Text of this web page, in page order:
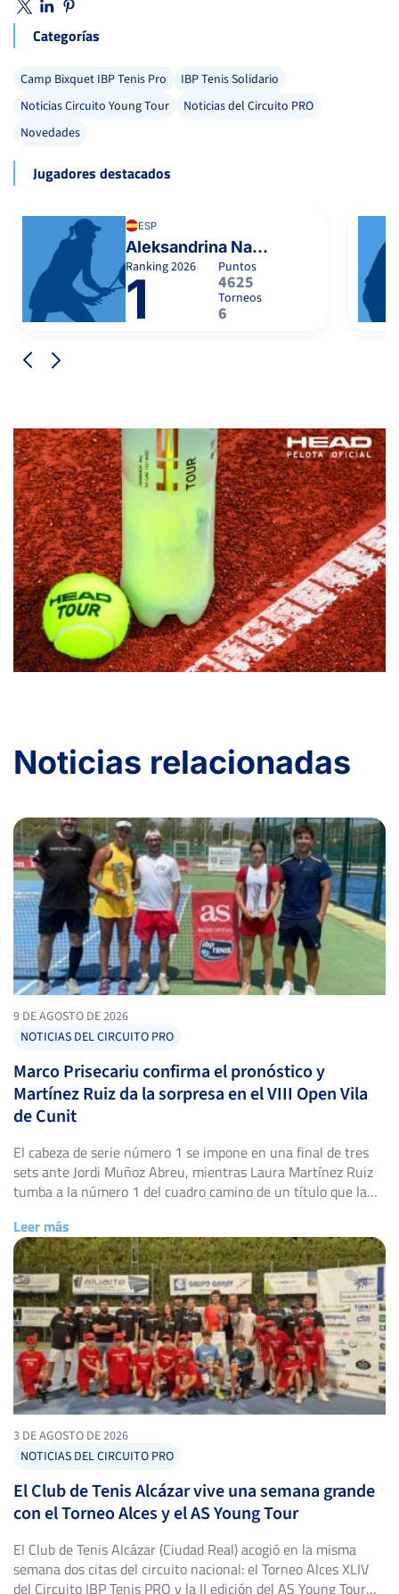
Categorías
Camp Bixquet IBP Tenis Pro
IBP Tenis Solidario
Noticias Circuito Young Tour
Noticias del Circuito PRO
Novedades
Jugadores destacados
ESP
Aleksandrina Naydenova
Ranking2026
1 Puntos
4625
Torneos
6
Noticias relacionadas
9 DE AGOSTO DE 2026
NOTICIAS DEL CIRCUITO PRO
Marco Prisecariu confirma el pronóstico y
Martínez Ruiz da la sorpresa en el VIII Open Vila
de Cunit
El cabeza de serie número 1 se impone en una final de tres
sets ante Jordi Muñoz Abreu, mientras Laura Martínez Ruiz
tumba a la número 1 del cuadro camino de un título que la
Cunit volvió a vestirse de gala tenística del […]
Leer más
3 DE AGOSTO DE 2026
NOTICIAS DEL CIRCUITO PRO
El Club de Tenis Alcázar vive una semana grande
con el Torneo Alces y el AS Young Tour
El Club de Tenis Alcázar (Ciudad Real) acogió en la misma
semana dos citas del circuito nacional: el Torneo Alces XLIV
del Circuito IBP Tenis PRO y la II edición del AS Young Tour